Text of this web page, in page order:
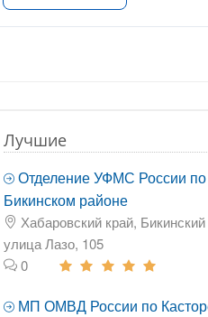
Лучшие
Отделение УФМС России
Бикинском районе
Хабаровский край,
улица Лазо, 105
0
МП ОМВД России по